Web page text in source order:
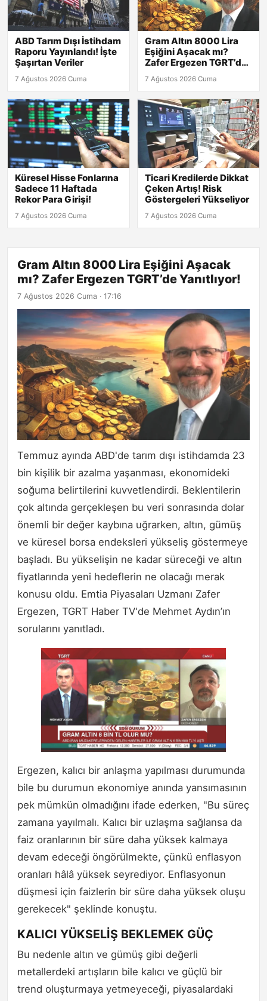
ABD Tarım Dışı İstihdam
Raporu Yayınlandı! İşte
Şaşırtan Veriler
7 Ağustos 2026 Cuma
Gram Altın 8000 Lira
Eşiğini Aşacak mı?
Zafer Ergezen TGRT’de
Yanıtlıyor!
7 Ağustos 2026 Cuma
Küresel Hisse Fonlarına
Sadece 11 Haftada
Rekor Para Girişi!
7 Ağustos 2026 Cuma
Ticari Kredilerde Dikkat
Çeken Artış! Risk
Göstergeleri Yükseliyor
7 Ağustos 2026 Cuma
Gram Altın 8000 Lira Eşiğini Aşacak
mı? Zafer Ergezen TGRT’de Yanıtlıyor!
7 Ağustos 2026 Cuma · 17:16
Temmuz ayında ABD'de tarım dışı istihdamda 23
bin kişilik bir azalma yaşanması, ekonomideki
soğuma belirtilerini kuvvetlendirdi. Beklentilerin
çok altında gerçekleşen bu veri sonrasında dolar
önemli bir değer kaybına uğrarken, altın, gümüş
ve küresel borsa endeksleri yükseliş göstermeye
başladı. Bu yükselişin ne kadar süreceği ve altın
fiyatlarında yeni hedeflerin ne olacağı merak
konusu oldu. Emtia Piyasaları Uzmanı Zafer
Ergezen, TGRT Haber TV'de Mehmet Aydın’ın
sorularını yanıtladı.
Ergezen, kalıcı bir anlaşma yapılması durumunda
bile bu durumun ekonomiye anında yansımasının
pek mümkün olmadığını ifade ederken, "Bu süreç
zamana yayılmalı. Kalıcı bir uzlaşma sağlansa da
faiz oranlarının bir süre daha yüksek kalmaya
devam edeceği öngörülmekte, çünkü enflasyon
oranları hâlâ yüksek seyrediyor. Enflasyonun
düşmesi için faizlerin bir süre daha yüksek oluşu
gerekecek" şeklinde konuştu.
KALICI YÜKSELİŞ BEKLEMEK GÜÇ
Bu nedenle altın ve gümüş gibi değerli
metallerdeki artışların bile kalıcı ve güçlü bir
trend oluşturmaya yetmeyeceği, piyasalardaki